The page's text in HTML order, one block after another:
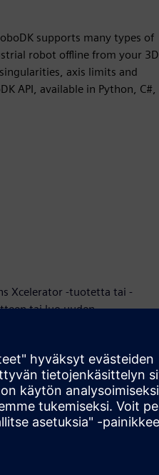
supports many types of
robot offline from your 3D
axis limits and
API, available in Python, C#,
Xcelerator -tuotetta tai -
tai luo uuden
Siemens Xcelerator -